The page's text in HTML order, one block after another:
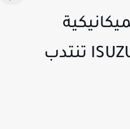
المغاربية ISUZU Tunisie تنتدب